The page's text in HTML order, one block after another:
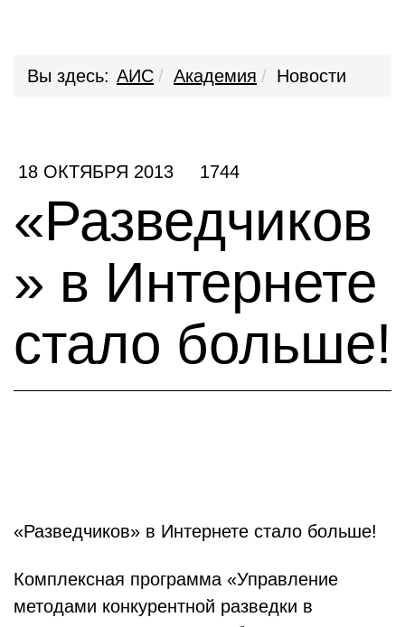
Вы здесь: АИС Академия Новости
18 ОКТЯБРЯ 2013 1744
«Разведчиков
» в Интернете
стало больше!
«Разведчиков» в Интернете стало больше!
Комплексная программа «Управление
методами конкурентной разведки в